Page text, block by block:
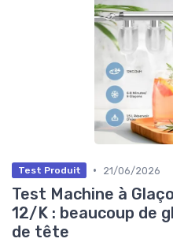
Test Produit • 21/06/2026
Test Machine à
12/K : beaucoup de
de tête